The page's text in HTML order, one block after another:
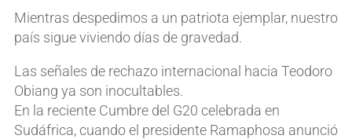
Mientras despedimos a un patriota ejemplar, nuestro
país sigue viviendo días de gravedad.
Las señales de rechazo internacional hacia Teodoro
Obiang ya son inocultables.
En la reciente Cumbre del G20 celebrada en
Sudáfrica, cuando el presidente Ramaphosa anunció